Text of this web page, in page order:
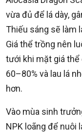
vừa đủ để lá dày,
Thiếu sáng sẽ làm
Giá thể trồng nên
tưới khi mặt giá thể
60–80% và lau lá
hơn.
Vào mùa sinh
NPK loãng để nuôi